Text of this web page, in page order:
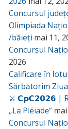
Concursul
Olimpiada
/băieți mai 11,
Concursul
2026
Calificare în
Sărbătorim
⚔️ 𝗖𝗽𝗖𝟮𝟬𝟮𝟲 |
„La Pléiade”
Concursul